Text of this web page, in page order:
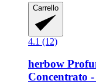
Carrello
4.1 (12)
herbow
Concentrato